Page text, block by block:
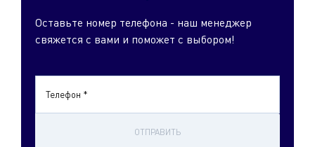
Оставьте номер телефона - наш менеджер
свяжется с вами и поможет с выбором!
Телефон *
ОТПРАВИТЬ